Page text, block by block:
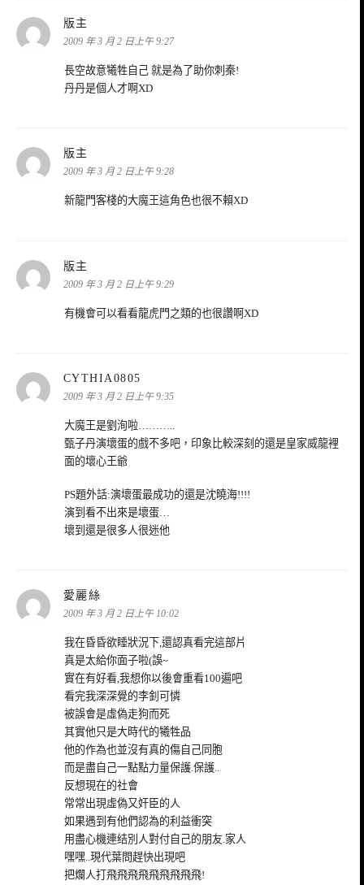
版主
示:
2009 年 3 月 2 日上午 9:27
長空故意犧牲自己 就是為了助你刺秦!
丹丹是個人才啊XD
版主
示:
2009 年 3 月 2 日上午 9:28
新龍門客棧的大魔王這角色也很不賴XD
版主
示:
2009 年 3 月 2 日上午 9:29
有機會可以看看龍虎門之類的也很讚啊XD
CYTHIA0805
示:
2009 年 3 月 2 日上午 9:35
大魔王是劉洵啦………..
甄子丹演壞蛋的戲不多吧，印象比較深刻的還是皇家威龍裡
面的壞心王爺
PS題外話:演壞蛋最成功的還是沈曉海!!!!
演到看不出來是壞蛋…
壞到還是很多人很迷他
愛麗絲
示:
2009 年 3 月 2 日上午 10:02
我在昏昏欲睡狀況下,還認真看完這部片
真是太給你面子啦(誤~
實在有好看,我想你以後會重看100遍吧
看完我深深覺的李釗可憐
被誤會是虛偽走狗而死
其實他只是大時代的犧牲品
他的作為也並沒有真的傷自己同胞
而是盡自己一點點力量保護.保護..
反想現在的社會
常常出現虛偽又奸臣的人
如果遇到有他們認為的利益衝突
用盡心機連结別人對付自己的朋友.家人
嘿嘿..現代葉問趕快出現吧
把爛人打飛飛飛飛飛飛飛飛飛!